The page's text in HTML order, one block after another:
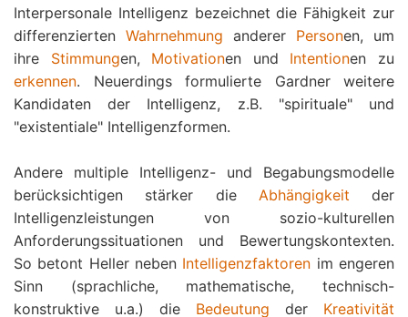
Interpersonale Intelligenz bezeichnet die Fähigkeit zur
differenzierten Wahrnehmung anderer Personen, um
ihre Stimmungen, Motivationen und Intentionen zu
erkennen. Neuerdings formulierte Gardner weitere
Kandidaten der Intelligenz, z.B. "spirituale" und
"existentiale" Intelligenzformen.
Andere multiple Intelligenz- und Begabungsmodelle
berücksichtigen stärker die Abhängigkeit der
Intelligenzleistungen von sozio-kulturellen
Anforderungssituationen und Bewertungskontexten.
So betont Heller neben Intelligenzfaktoren im engeren
Sinn (sprachliche, mathematische, technisch-
konstruktive u.a.) die Bedeutung der Kreativität